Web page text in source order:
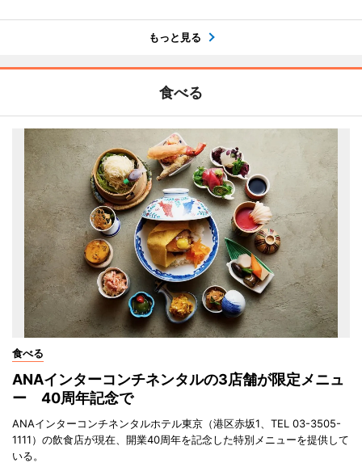
もっと見る
食べる
食べる
ANAインターコンチネンタルの3店舗が限定メニュ
ー 40周年記念で
ANAインターコンチネンタルホテル東京（港区赤坂1、TEL 03-3505-
1111）の飲食店が現在、開業40周年を記念した特別メニューを提供して
いる。